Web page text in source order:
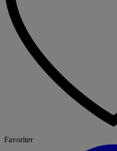
Favoriter